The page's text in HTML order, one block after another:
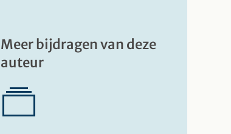
Meer bijdragen van deze
auteur